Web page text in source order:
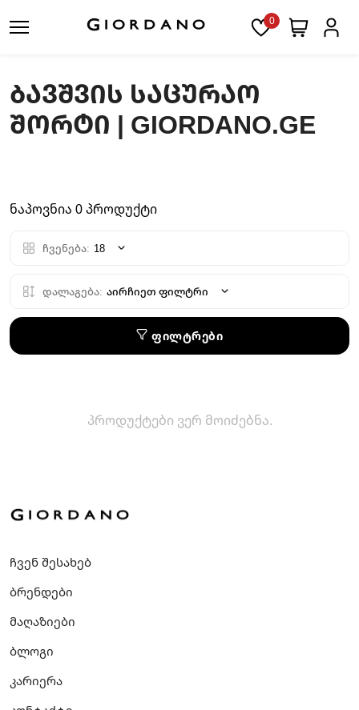
0
ᲑᲐᲕᲨᲕᲘᲡ ᲡᲐᲪᲣᲠᲐᲝ
ᲨᲝᲠᲢᲘ | GIORDANO.GE
ნაპოვნია 0 პროდუქტი
ჩვენება: 18
დალაგება: აირჩიეთ ფილტრი
ფილტრები
პროდუქტები ვერ მოიძებნა.
ჩვენ შესახებ
ბრენდები
მაღაზიები
ბლოგი
კარიერა